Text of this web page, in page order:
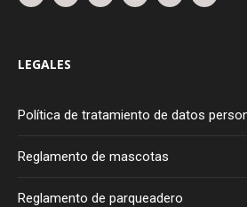
LEGALES
Política de tratamiento de datos
Reglamento de mascotas
Reglamento de parqueadero